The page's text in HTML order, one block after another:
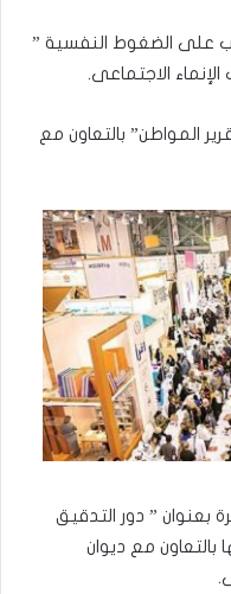
على الضغوط النفسية ”
الاجتماعى.
ندوة “تقرير المواطن” بالتعاون مع
محاضرة بعنوان ” دور التدقيق
مع ديوان